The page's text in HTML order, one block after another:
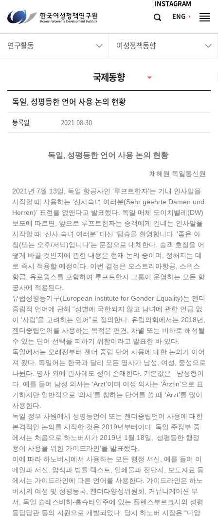
INSTAGRAM
ENG
한
국
여
연
구
원
Women's
검
체
연구활동 여성정책동향
국제동향
독일, 성평등한 언어 사용 논의 현황
등록일 2021-08-30
독일, 성평등한 언어 사용 논의 현황
채혜원 독일통신원
2021년 7월 13일, 독일 항공사인 ‘루프트한자’는 기내 인사말을
시작할 때 사용하는 ‘신사숙녀 여러분(Sehr geehrte Damen und
Herren)’ 표현을 없앤다고 발표했다. 독일 매체 도이치벨레(DW)
보도에 따르면, 앞으로 루프트한자는 승객에게 건네는 인사말을
시작할 때 ‘신사 숙녀 여러분’ 대신 ‘탑승을 환영합니다’ ‘좋은 아
침(또는 오후/저녁)입니다’는 문장으로 대체한다. 승객 호칭을 어
떻게 바꿀 것인지에 관한 내용은 현재 논의 중이며, 정해지는 데
로 즉시 적용할 예정이다. 이번 결정은 오스트리아항공, 스위스
항공, 유로윙스를 포함하여 루프트한자 그룹이 운영하는 모든 항
공사에 적용된다.
유럽성평등기구(European Institute for Gender Equality)는 젠더
중립적 언어에 관해 “성별에 국한되지 않고 남녀에 관한 언급 없
이 ‘사람’을 고려하는 언어”로 정의한다. 유럽의회에서는 2018년,
젠더중립언어를 사용하는 목적은 편견, 차별 또는 비하로 해석될
수 있는 단어 선택을 피하기 위함이라고 발표한 바 있다.
독일에서는 오래전부터 젠더 중립 단어 사용에 대한 논의가 이어
져 왔다. 독일어는 한국과 달리 모든 명사가 남성, 여성, 중성으로
나뉜다. 명사 외에 관사에도 성이 존재한다. 기본값은 남성형이
다. 예를 들어 남성 의사는 ‘Arzt’이며 여성 의사는 ‘Ärztin’으로 표
기하지만 일반적으로 ‘의사’를 칭하는 단어를 쓸 때 ‘Arzt’를 많이
사용한다.
독일 정부 차원에서 성평등언어 또는 젠더중립언어 사용에 대한
본격적인 논의를 시작한 것은 2019년부터이다. 독일 주정부 중
에서는 처음으로 하노버시가 2019년 1월 18일, ‘성평등한 행정
용어 사용을 위한 가이드라인’을 발표했다.
이에 따라 하노버시에서 사용하는 모든 행정 서신, 예를 들어 이
메일과 서신, 양식과 법률 텍스트, 인쇄물과 전단지, 보도자료 등
에서는 가이드라인에 따른 언어를 사용한다. 가이드라인은 하노
버시의 여성 및 성평등국, 젠더다양성위원회, 커뮤니케이션 부
서, 독일 슐레스비히-홀슈타인주에 있는 플렌스부르크시의 성평
등담당관 등의 지원으로 개발되었다. 당시 하노버 시장은 “다양